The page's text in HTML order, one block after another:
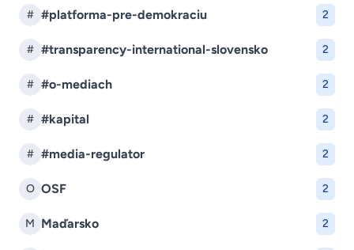
# #platforma-pre-demokraciu 2
# #transparency-international-slovensko 2
# #o-mediach 2
# #kapital 2
# #media-regulator 2
O OSF 2
M Maďarsko 2